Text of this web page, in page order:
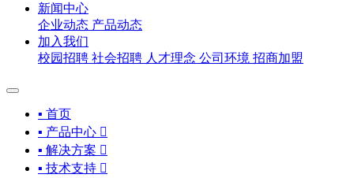
新闻中心
企业动态 产品动态
加入我们
校园招聘 社会招聘 人才理念 公司环境 招商加盟
▪ 首页
▪ 产品中心 
▪ 解决方案 
▪ 技术支持 